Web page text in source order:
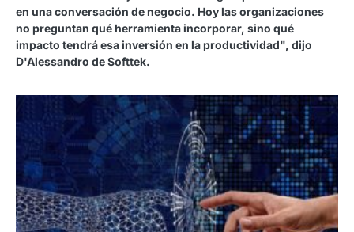
en una conversación de negocio. Hoy las organizaciones
no preguntan qué herramienta incorporar, sino qué
impacto tendrá esa inversión en la productividad", dijo
D'Alessandro de Softtek.